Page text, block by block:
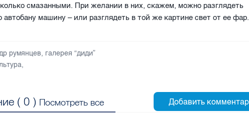
смазанными. При желании в них, скажем, можно разглядеть
автобану машину – или разглядеть в той же картине свет от ее фар.
румянцев, галерея “диди”
,
(0 ) Посмотреть все